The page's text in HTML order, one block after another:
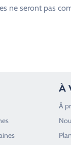
ne seront pas
À
À